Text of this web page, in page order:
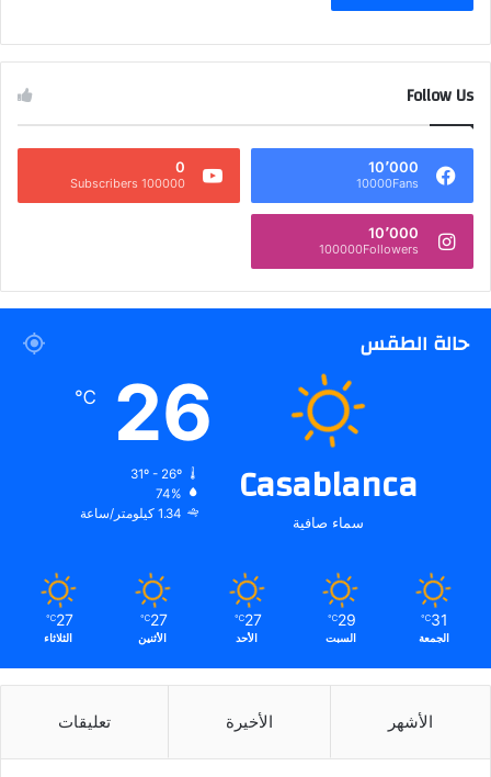
Follow Us
10٬000
10000Fans
0
100000 Subscribers
10٬000
100000Followers
حالة الطقس
Casablanca
سماء صافية
26
℃
31º - 26º
74%
1.34 كيلومتر/ساعة
31
℃
الجمعة
29
℃
السبت
27
℃
الأحد
27
℃
الأثنين
27
℃
الثلاثاء
الأشهر الأخيرة تعليقات